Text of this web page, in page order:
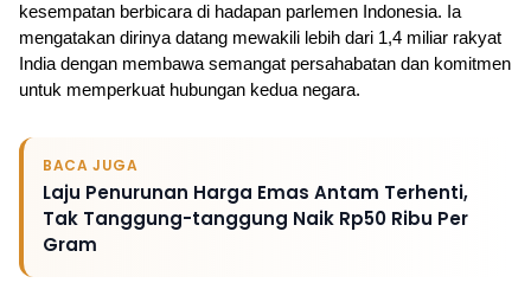
kesempatan berbicara di hadapan parlemen Indonesia. Ia
mengatakan dirinya datang mewakili lebih dari 1,4 miliar rakyat
India dengan membawa semangat persahabatan dan komitmen
untuk memperkuat hubungan kedua negara.
BACA JUGA
Laju Penurunan Harga Emas Antam Terhenti,
Tak Tanggung-tanggung Naik Rp50 Ribu Per
Gram